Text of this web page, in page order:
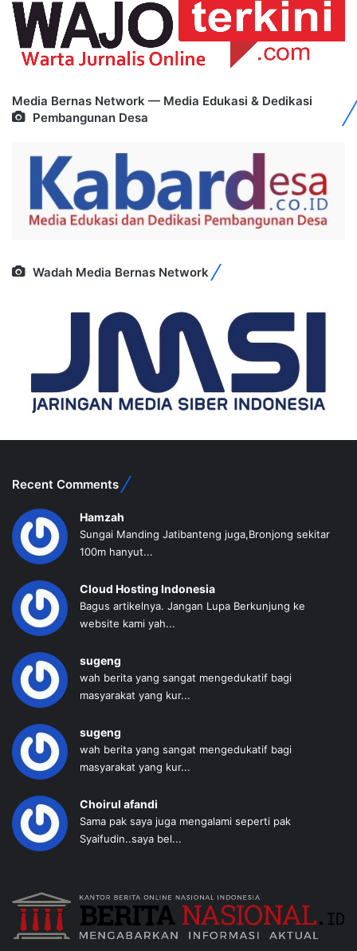
Media Bernas Network — Media Edukasi & Dedikasi
Pembangunan Desa
Wadah Media Bernas Network
Recent Comments
Hamzah
Sungai Manding Jatibanteng juga,Bronjong sekitar
100m hanyut...
Cloud Hosting Indonesia
Bagus artikelnya. Jangan Lupa Berkunjung ke
website kami yah...
sugeng
wah berita yang sangat mengedukatif bagi
masyarakat yang kur...
sugeng
wah berita yang sangat mengedukatif bagi
masyarakat yang kur...
Choirul afandi
Sama pak saya juga mengalami seperti pak
Syaifudin..saya bel...